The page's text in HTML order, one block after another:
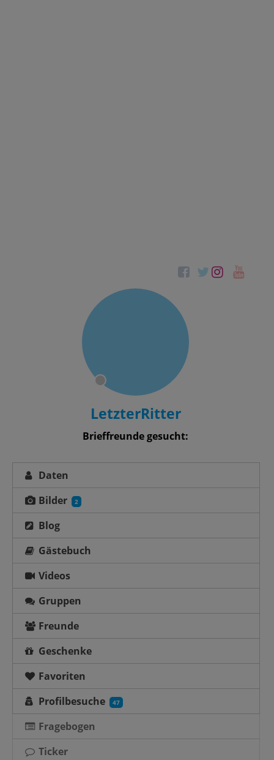
LetzterRitter
Brieffreunde gesucht:
Daten
Bilder
2
Blog
Gästebuch
Videos
Gruppen
Freunde
Geschenke
Favoriten
Profilbesuche
47
Fragebogen
Ticker